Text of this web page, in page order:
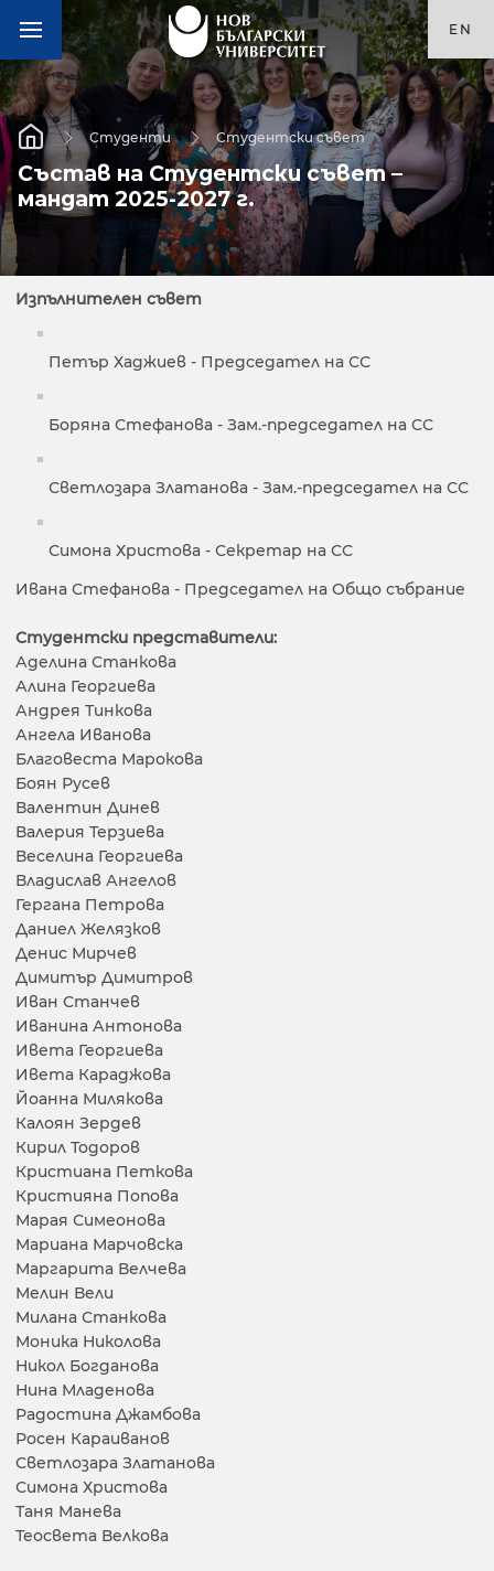
EN
Студенти Студентски съвет
Състав на Студентски съвет –
мандат 2025-2027 г.
Изпълнителен съвет
Петър Хаджиев - Председател на СС
Боряна Стефанова - Зам.-председател на СС
Светлозара Златанова - Зам.-председател на СС
Симона Христова - Секретар на СС
Ивана Стефанова - Председател на Общо събрание
Студентски представители:
Аделина Станкова
Алина Георгиева
Андрея Тинкова
Ангела Иванова
Благовеста Марокова
Боян Русев
Валентин Динев
Валерия Терзиева
Веселина Георгиева
Владислав Ангелов
Гергана Петрова
Даниел Желязков
Денис Мирчев
Димитър Димитров
Иван Станчев
Иванина Антонова
Ивета Георгиева
Ивета Караджова
Йоанна Милякова
Калоян Зердев
Кирил Тодоров
Кристиана Петкова
Кристияна Попова
Марая Симеонова
Мариана Марчовска
Маргарита Велчева
Мелин Вели
Милана Станкова
Моника Николова
Никол Богданова
Нина Младенова
Радостина Джамбова
Росен Караиванов
Светлозара Златанова
Симона Христова
Таня Манева
Теосвета Велкова